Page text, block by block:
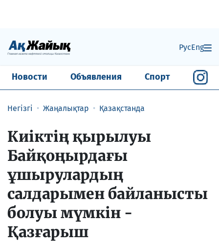
РусEng
Новости Объявления Спорт
Негізгі Жаңалықтар Қазақстанда
Киіктің қырылуы
Байқоңырдағы
ұшырулардың
салдарымен байланысты
болуы мүмкін -
Қазғарыш